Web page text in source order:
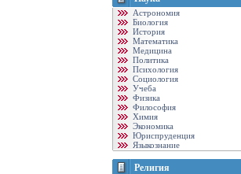
Астрономия
Биология
История
Математика
Медицина
Политика
Психология
Социология
Учеба
Физика
Философия
Химия
Экономика
Юриспруденция
Языкознание
Религия